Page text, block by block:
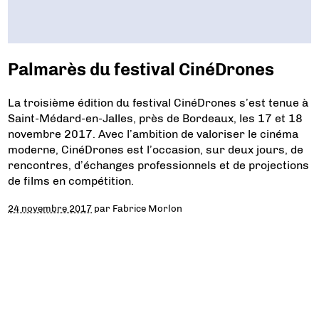
Palmarès du festival CinéDrones
La troisième édition du festival CinéDrones s’est tenue à
Saint-Médard-en-Jalles, près de Bordeaux, les 17 et 18
novembre 2017. Avec l’ambition de valoriser le cinéma
moderne, CinéDrones est l’occasion, sur deux jours, de
rencontres, d’échanges professionnels et de projections
de films en compétition.
24 novembre 2017 par Fabrice Morlon